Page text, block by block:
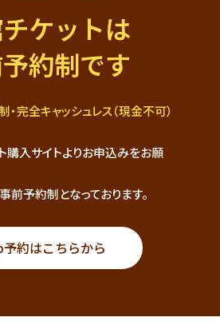
ケットは
約制です
完全キャッシュレス（現金不可）
購入サイトよりお申込みをお願
前予約制となっております。
約はこちらから